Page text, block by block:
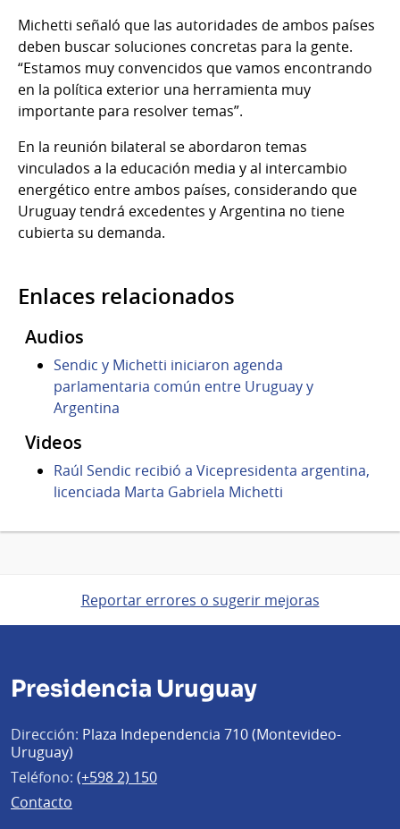
Michetti señaló que las autoridades de ambos países
deben buscar soluciones concretas para la gente.
“Estamos muy convencidos que vamos encontrando
en la política exterior una herramienta muy
importante para resolver temas”.
En la reunión bilateral se abordaron temas
vinculados a la educación media y al intercambio
energético entre ambos países, considerando que
Uruguay tendrá excedentes y Argentina no tiene
cubierta su demanda.
Enlaces relacionados
Audios
Sendic y Michetti iniciaron agenda
parlamentaria común entre Uruguay y
Argentina
Videos
Raúl Sendic recibió a Vicepresidenta argentina,
licenciada Marta Gabriela Michetti
Reportar errores o sugerir mejoras
Presidencia Uruguay
Dirección: Plaza Independencia 710 (Montevideo-
Uruguay)
Teléfono: (+598 2) 150
Contacto